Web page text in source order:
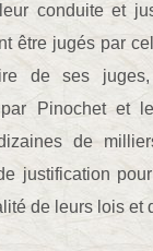
conduite et
être jugés par
de ses
Pinochet et
de
justification
de leurs lois et